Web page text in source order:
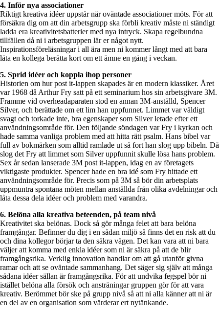
4. Inför nya associationer
Riktigt kreativa idéer uppstår när oväntade associationer möts. För att
försäkra dig om att din arbetsgrupp ska förbli kreativ måste ni ständigt
ladda era kreativitetsbatterier med nya intryck. Skapa regelbundna
tillfällen då ni i arbetsgruppen lär er något nytt.
Inspirationsföreläsningar i all ära men ni kommer långt med att bara
låta en kollega berätta kort om ett ämne en gång i veckan.
5. Sprid idéer och koppla ihop personer
Historien om hur post it-lappen skapades är en modern klassiker. Året
var 1968 då Arthur Fry satt på ett seminarium hos sin arbetsgivare 3M.
Framme vid overheadaparaten stod en annan 3M-anställd, Spencer
Silver, och berättade om ett lim han uppfunnet. Limmet var väldigt
svagt och torkade inte, bra egenskaper som Silver letade efter ett
användningsområde för. Den följande söndagen var Fry i kyrkan och
hade samma vanliga problem med att hitta rätt psalm. Hans bibel var
full av bokmärken som alltid ramlade ut så fort han slog upp bibeln. Då
slog det Fry att limmet som Silver uppfunnit skulle lösa hans problem.
Sex år sedan lanserade 3M post it-lappen, idag en av företagets
viktigaste produkter. Spencer hade en bra idé som Fry hittade ett
användningsområde för. Precis som på 3M så bör din arbetsplats
uppmuntra spontana möten mellan anställda från olika avdelningar och
låta dessa dela idéer och problem med varandra.
6. Belöna alla kreativa beteenden, på team nivå
Kreativitet ska belönas. Dock så gör många felet att bara belöna
framgångar. Befinner du dig i en sådan miljö så finns det en risk att du
och dina kollegor börjar ta den säkra vägen. Det kan vara att ni bara
väljer att komma med enkla idéer som ni är säkra på att de blir
framgångsrika. Verklig innovation handlar om att gå utanför givna
ramar och att se oväntade sammanhang. Det säger sig själv att många
sådana idéer sällan är framgångsrika. För att undvika fegspel bör ni
istället belöna alla försök och ansträningar gruppen gör för att vara
kreativ. Berömmet bör ske på grupp nivå så att ni alla känner att ni är
en del av en organisation som värderar ert nytänkande.